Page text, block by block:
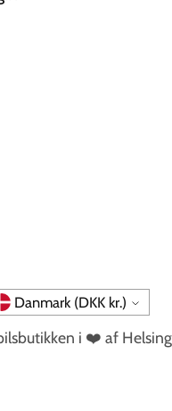
Danmark (DKK kr.)
i ❤️ af